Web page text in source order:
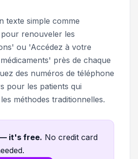
texte simple comme
renouveler les
ou 'Accédez à votre
près de chaque
des numéros de téléphone
pour les patients qui
méthodes traditionnelles.
it's free. No credit card